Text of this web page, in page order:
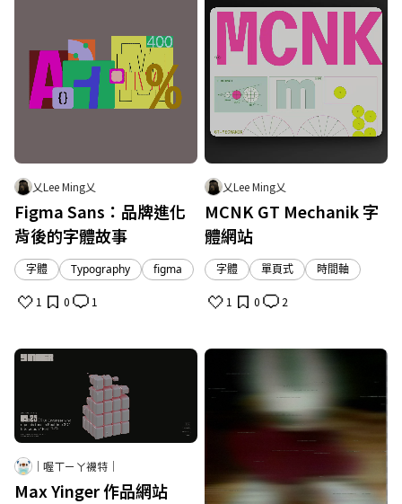
乂Lee Ming乂
Figma Sans：品牌進化
背後的字體故事
字體 Typography figma
1 0 1
乂Lee Ming乂
MCNK GT Mechanik 字
體網站
字體 單頁式 時間軸
1 0 2
｜喔ㄒㄧㄚ襪特｜
Max Yinger 作品網站